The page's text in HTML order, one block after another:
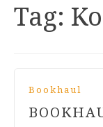
Tag:
Bookhaul